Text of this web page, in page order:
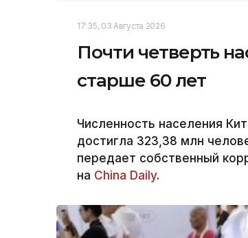
17:35, 03 Августа 2026
Почти четверть
старше 60 лет
Численность населения
достигла 323,38 млн
передает собственный
на China Daily.